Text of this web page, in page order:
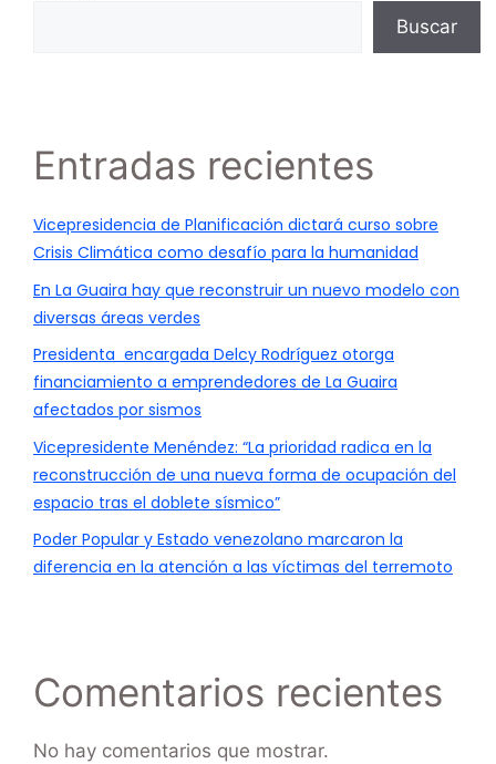
Buscar
Entradas recientes
Vicepresidencia de Planificación dictará curso sobre
Crisis Climática como desafío para la humanidad
En La Guaira hay que reconstruir un nuevo modelo con
diversas áreas verdes
Presidenta encargada Delcy Rodríguez otorga
financiamiento a emprendedores de La Guaira
afectados por sismos
Vicepresidente Menéndez: “La prioridad radica en la
reconstrucción de una nueva forma de ocupación del
espacio tras el doblete sísmico”
Poder Popular y Estado venezolano marcaron la
diferencia en la atención a las víctimas del terremoto
Comentarios recientes
No hay comentarios que mostrar.